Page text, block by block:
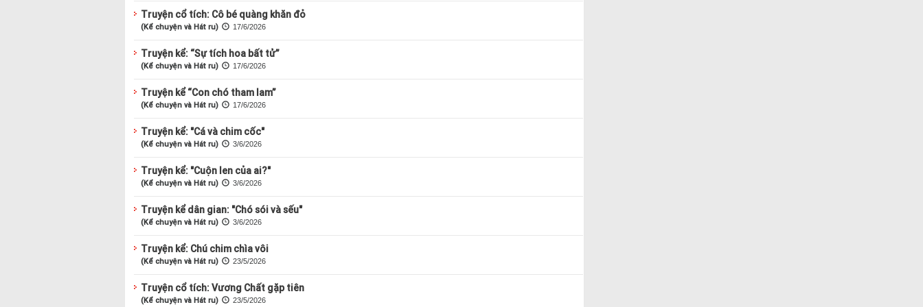
Truyện cổ tích: Cô bé quàng khăn đỏ
(Kể chuyện và Hát ru) 17/6/2026
Truyện kể: “Sự tích hoa bất tử”
(Kể chuyện và Hát ru) 17/6/2026
Truyện kể “Con chó tham lam”
(Kể chuyện và Hát ru) 17/6/2026
Truyện kể: "Cá và chim cốc"
(Kể chuyện và Hát ru) 3/6/2026
Truyện kể: "Cuộn len của ai?"
(Kể chuyện và Hát ru) 3/6/2026
Truyện kể dân gian: "Chó sói và sếu"
(Kể chuyện và Hát ru) 3/6/2026
Truyện kể: Chú chim chìa vôi
(Kể chuyện và Hát ru) 23/5/2026
Truyện cổ tích: Vương Chất gặp tiên
(Kể chuyện và Hát ru) 23/5/2026